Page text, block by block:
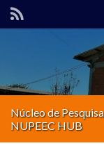
Núcleo de
NUPEEC HUB